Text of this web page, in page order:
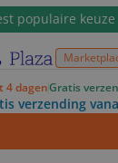
Er zijn
populaire keuze
4 dagenGratis
verzending